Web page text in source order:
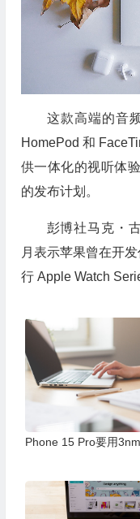
这款高端的音
HomePod 和
供一体化的视听体
的发布计划。
彭博社马克・
月表示苹果曾在开
行 Apple Watch
Phone 15 Pro要用